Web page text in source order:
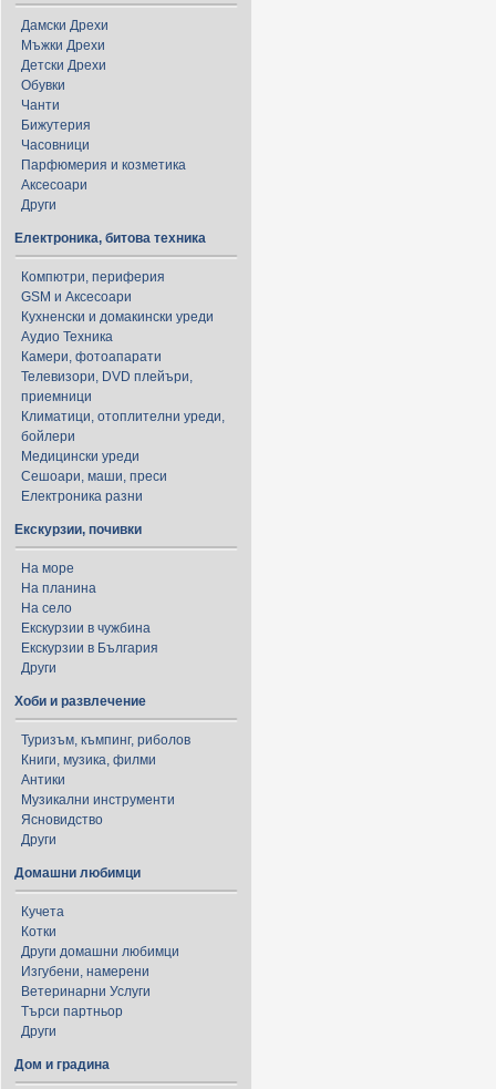
Дамски Дрехи
Мъжки Дрехи
Детски Дрехи
Обувки
Чанти
Бижутерия
Часовници
Парфюмерия и козметика
Аксесоари
Други
Електроника, битова техника
Компютри, периферия
GSM и Аксесоари
Кухненски и домакински уреди
Аудио Техника
Камери, фотоапарати
Телевизори, DVD плейъри,
приемници
Климатици, отоплителни уреди,
бойлери
Медицински уреди
Сешоари, маши, преси
Електроника разни
Екскурзии, почивки
На море
На планина
На село
Екскурзии в чужбина
Екскурзии в България
Други
Хоби и развлечение
Туризъм, къмпинг, риболов
Книги, музика, филми
Антики
Музикални инструменти
Ясновидство
Други
Домашни любимци
Кучета
Котки
Други домашни любимци
Изгубени, намерени
Ветеринарни Услуги
Търси партньор
Други
Дом и градина